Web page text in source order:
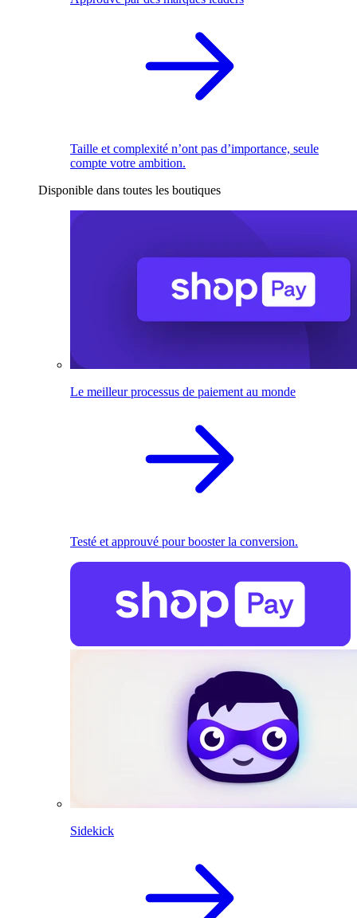
Taille et complexité n’ont pas d’importance, seule
compte votre ambition.
Disponible dans toutes les boutiques
Le meilleur processus de paiement au monde
Testé et approuvé pour booster la conversion.
Sidekick